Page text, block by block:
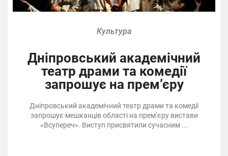
Культура
Дніпровський академічний
театр драми та комедії
запрошує на прем’єру
Дніпровський академічний театр драми та комедії
запрошує мешканців області на прем’єру вистави
«Всупереч». Виступ присвятили сучасним ...